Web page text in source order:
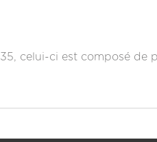
celui-ci est composé de